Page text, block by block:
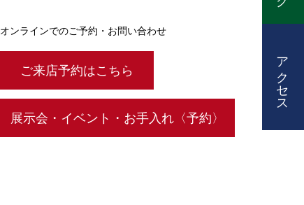
アクセス
オンラインでのご予約・お問い合わせ
ご来店予約はこちら
展示会・イベント・お手入れ〈予約〉